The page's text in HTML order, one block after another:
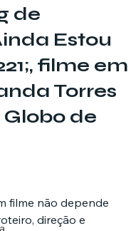
de
Estou
filme em
Torres
de
de 5 estrelas.
filme não depende
direção e